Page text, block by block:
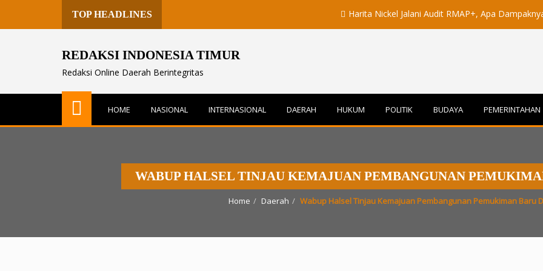
TOP HEADLINES Harita Nickel Jalani Audit RMAP+, Apa Dampaknya untuk
REDAKSI INDONESIA TIMUR
Redaksi Online Daerah Berintegritas
HOME NASIONAL INTERNASIONAL DAERAH HUKUM POLITIK BUDAYA PEMERINTAHAN
WABUP HALSEL TINJAU KEMAJUAN PEMBANGUNAN
Home Daerah Wabup Halsel Tinjau Kemajuan Pembangunan Pemukiman Baru